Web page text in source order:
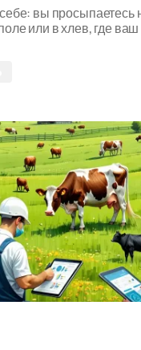
вы просыпаетесь
или в хлев, где